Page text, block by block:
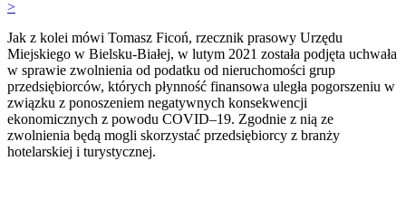
>
Jak z kolei mówi Tomasz Ficoń, rzecznik prasowy Urzędu
Miejskiego w Bielsku-Białej, w lutym 2021 została podjęta uchwała
w sprawie zwolnienia od podatku od nieruchomości grup
przedsiębiorców, których płynność finansowa uległa pogorszeniu w
związku z ponoszeniem negatywnych konsekwencji
ekonomicznych z powodu COVID–19. Zgodnie z nią ze
zwolnienia będą mogli skorzystać przedsiębiorcy z branży
hotelarskiej i turystycznej.